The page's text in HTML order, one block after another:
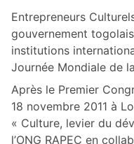
Entrepreneurs
gouvernement
institutions
Journée Mondiale de
Après le Premier
18 novembre 2011 à
« Culture, levier du
l’ONG RAPEC en